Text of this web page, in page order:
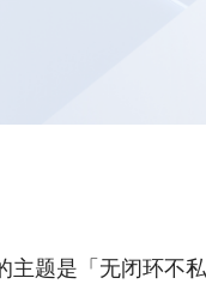
题是「无闭环不私